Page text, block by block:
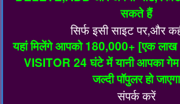
सकते हैं
सिर्फ इसी साइट पर,और
यहां मिलेंगे आपको 180,000+ [एक लाख
VISITOR 24 घंटे में यानी आपका गेम
जल्दी पॉपुलर हो जाएगा
संपर्क करें